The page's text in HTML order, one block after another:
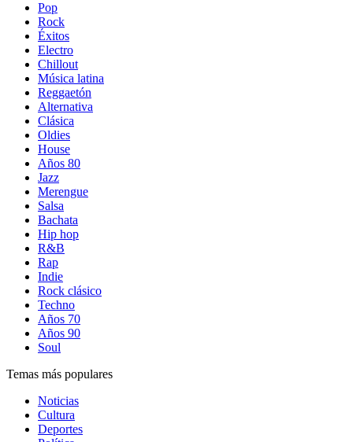
Pop
Rock
Éxitos
Electro
Chillout
Música latina
Reggaetón
Alternativa
Clásica
Oldies
House
Años 80
Jazz
Merengue
Salsa
Bachata
Hip hop
R&B
Rap
Indie
Rock clásico
Techno
Años 70
Años 90
Soul
Temas más populares
Noticias
Cultura
Deportes